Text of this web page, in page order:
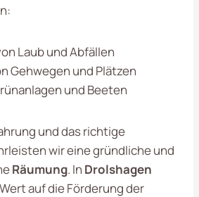
Laub und Abfällen
Gehwegen und Plätzen
und Beeten
und das richtige
wir eine gründliche und
Räumung. In Drolshagen
auf die Förderung der